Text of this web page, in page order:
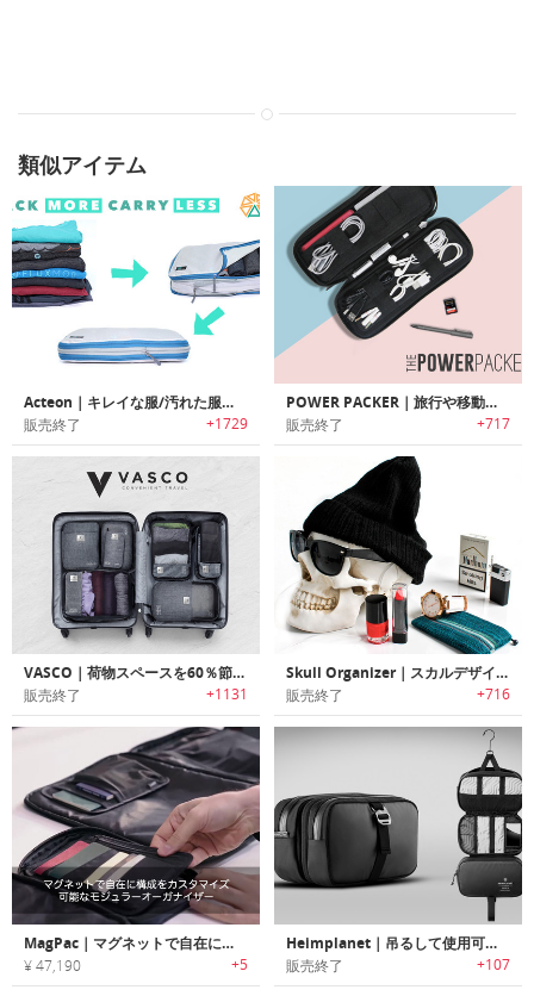
類似アイテム
Acteon｜キレイな服/汚れた服を分けて収納可能な旅行用圧縮パッキングキューブシステム「アクテオン」
販売終了 +1729
POWER PACKER｜旅行や移動中に邪魔になるケーブル/電源やアクセサリーをスッキリ収納するオーガナイズパック「パワーパッカー」
販売終了 +717
VASCO｜荷物スペースを60％節約可能なスマートパッキングキューブバッグ「ヴァスコ」
販売終了 +1131
Skull Organizer｜スカルデザイン収納ケース「スカルオーガナイザー」
販売終了 +716
MagPac｜マグネットで自在に構成をカスタマイズ可能なモジュラーオーガナイザー「マグパック」
¥ 47,190 +5
Heimplanet｜吊るして使用可能な洗面シャワー用品用ポーチ
販売終了 +107